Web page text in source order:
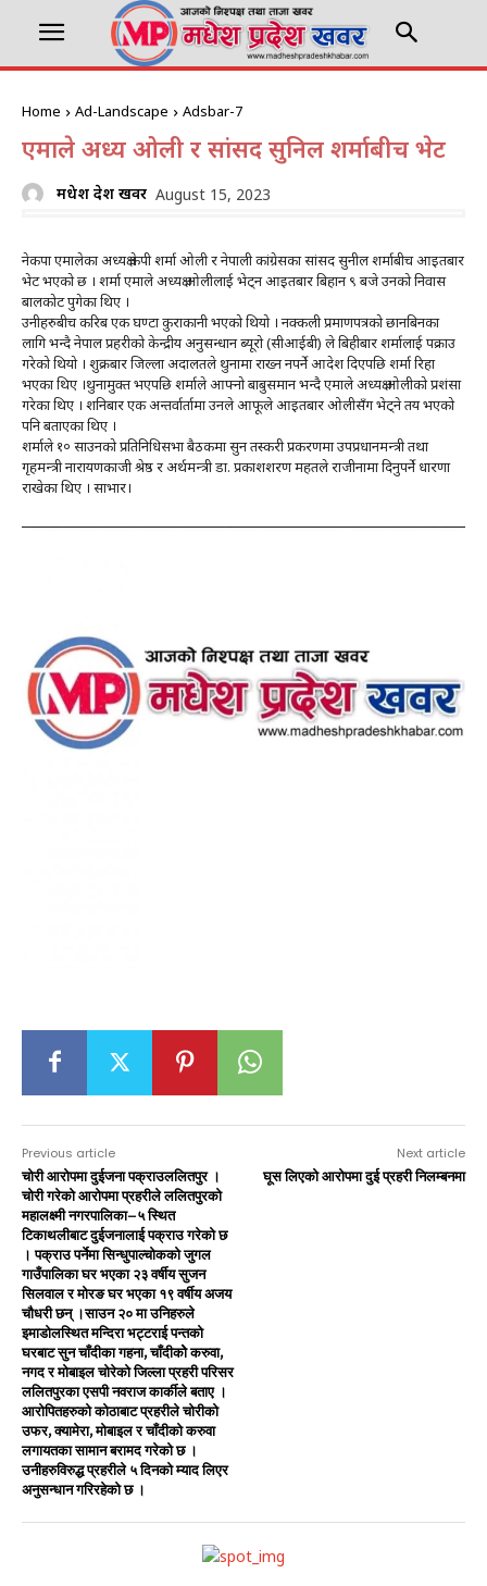
Home Ad-Landscape Adsbar-7
एमाले अध्यक्ष ओली र सांसद सुनिल शर्माबीच भेट
मधेश प्रदेश खवर August 15, 2023
नेकपा एमालेका अध्यक्ष केपी शर्मा ओली र नेपाली कांग्रेसका सांसद सुनील शर्माबीच आइतबार
भेट भएको छ । शर्मा एमाले अध्यक्ष ओलीलाई भेट्न आइतबार बिहान ९ बजे उनको निवास
बालकोट पुगेका थिए ।
उनीहरुबीच करिब एक घण्टा कुराकानी भएको थियो । नक्कली प्रमाणपत्रको छानबिनका
लागि भन्दै नेपाल प्रहरीको केन्द्रीय अनुसन्धान ब्यूरो (सीआईबी) ले बिहीबार शर्मालाई पक्राउ
गरेको थियो । शुक्रबार जिल्ला अदालतले थुनामा राख्न नपर्ने आदेश दिएपछि शर्मा रिहा
भएका थिए ।थुनामुक्त भएपछि शर्माले आफ्नो बाबुसमान भन्दै एमाले अध्यक्ष ओलीको प्रशंसा
गरेका थिए । शनिबार एक अन्तर्वार्तामा उनले आफूले आइतबार ओलीसँग भेट्ने तय भएको
पनि बताएका थिए ।
शर्माले १० साउनको प्रतिनिधिसभा बैठकमा सुन तस्करी प्रकरणमा उपप्रधानमन्त्री तथा
गृहमन्त्री नारायणकाजी श्रेष्ठ र अर्थमन्त्री डा. प्रकाशशरण महतले राजीनामा दिनुपर्ने धारणा
राखेका थिए । साभार।
Previous article
चोरी आरोपमा दुईजना पक्राउललितपुर ।
चोरी गरेको आरोपमा प्रहरीले ललितपुरको
महालक्ष्मी नगरपालिका–५ स्थित
टिकाथलीबाट दुईजनालाई पक्राउ गरेको छ
। पक्राउ पर्नेमा सिन्धुपाल्चोकको जुगल
गाउँपालिका घर भएका २३ वर्षीय सुजन
सिलवाल र मोरङ घर भएका १९ वर्षीय अजय
चौधरी छन् ।साउन २० मा उनिहरुले
इमाडोलस्थित मन्दिरा भट्टराई पन्तको
घरबाट सुन चाँदीका गहना, चाँदीकोे करुवा,
नगद र मोबाइल चोरेको जिल्ला प्रहरी परिसर
ललितपुरका एसपी नवराज कार्कीले बताए ।
आरोपितहरुको कोठाबाट प्रहरीले चोरीको
उफर, क्यामेरा, मोबाइल र चाँदीको करुवा
लगायतका सामान बरामद गरेको छ ।
उनीहरुविरुद्ध प्रहरीले ५ दिनको म्याद लिएर
अनुसन्धान गरिरहेको छ ।
Next article
घूस लिएको आरोपमा दुई प्रहरी निलम्बनमा